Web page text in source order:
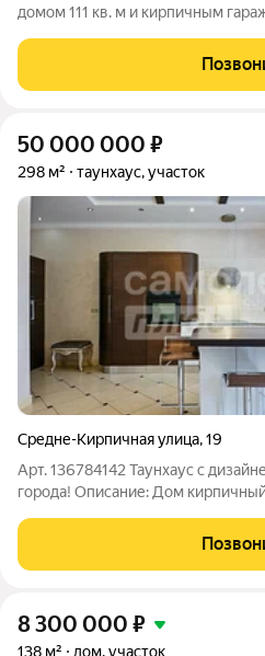
домом 111 кв. м и кирпичным
на кадастровый учёт с новой
Участок расположен в
50 000 000 ₽
298 м² таунхаус, участок
Средне-Кирпичная улица,19
Арт. 136784142 Таунхаус с
города! Описание: Дом
планировка, 5 комнат, гараж,
коммуникациями. Большой общий
8 300 000 ₽
138 м² дом, участок